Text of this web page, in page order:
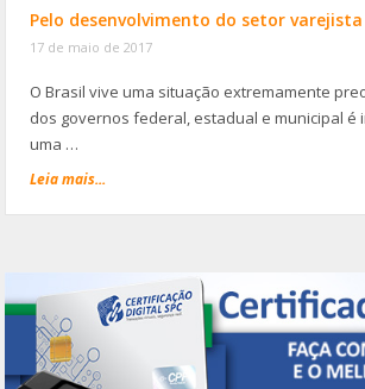
Pelo desenvolvimento do setor varejista
17 de maio de 2017
O Brasil vive uma situação extremamente
dos governos federal, estadual e municipal é
uma …
Leia mais...